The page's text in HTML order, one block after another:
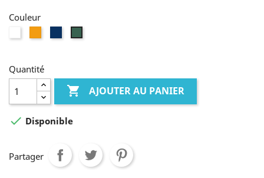
Couleur
Quantité
 AJOUTER AU PANIER
 Disponible
Partager